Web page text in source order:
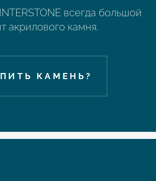
всегда большой
акрилового камня.
КАМЕНЬ?